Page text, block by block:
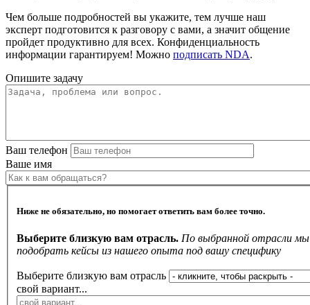
Чем больше подробностей вы укажите, тем лучше наш
эксперт подготовится к разговору с вами, а значит общение
пройдет продуктивно для всех. Конфиденциальность
информации гарантируем! Можно подписать NDA.
Опишите задачу
Ваш телефон
Ваше имя
Ниже не обязательно, но помогает ответить вам более точно.
Выберите близкую вам отрасль. По выбранной отрасли
подобрать кейсы из нашего опыта под вашу специфику
Выберите близкую вам отрасль
свой вариант...